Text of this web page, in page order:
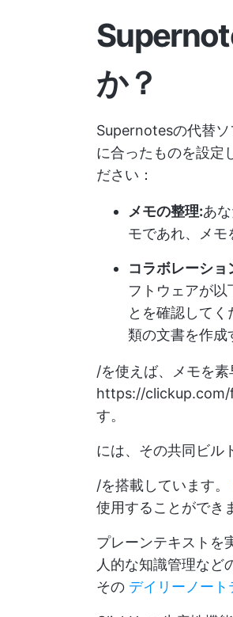
か？
Supernotesの代替
に合ったものを設定
ださい：
メモの整理:あ
モであれ、メモ
コラボレーショ
フトウェアが
とを確認してく
類の文書を作成
/を使えば、メモを素
https://
す。
には、その共同ビル
/を搭載しています。
使用することができ
プレーンテキストを
人的な知識管理など
その デイリーノート